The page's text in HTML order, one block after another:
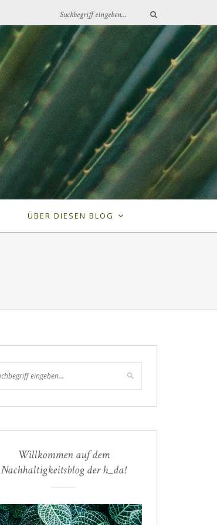
ÜBER DIESEN BLOG
Willkommen auf dem
Nachhaltigkeitsblog der h_da!